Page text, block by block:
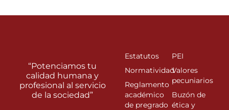
“Potenciamos tu
calidad humana y
profesional al servicio
de la sociedad”
Estatutos
Normatividad
Reglamento
académico
de pregrado
PEI
Valores
pecuniarios
Buzón de
ética y